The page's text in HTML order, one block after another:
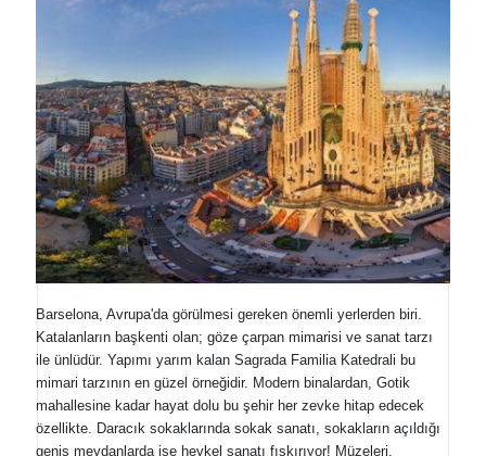
Barselona, Avrupa'da görülmesi gereken önemli yerlerden biri.
Katalanların başkenti olan; göze çarpan mimarisi ve sanat tarzı
ile ünlüdür. Yapımı yarım kalan Sagrada Familia Katedrali bu
mimari tarzının en güzel örneğidir. Modern binalardan, Gotik
mahallesine kadar hayat dolu bu şehir her zevke hitap edecek
özellikte. Daracık sokaklarında sokak sanatı, sokakların açıldığı
geniş meydanlarda ise heykel sanatı fışkırıyor! Müzeleri,